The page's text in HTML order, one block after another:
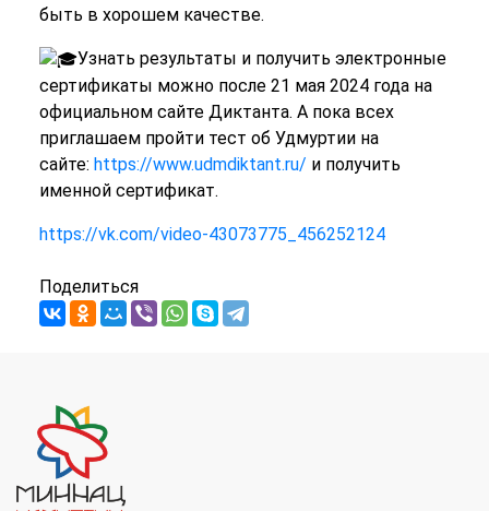
быть в хорошем качестве.
Узнать результаты и получить электронные
сертификаты можно после 21 мая 2024 года на
официальном сайте Диктанта. А пока всех
приглашаем пройти тест об Удмуртии на
сайте: https://www.udmdiktant.ru/ и получить
именной сертификат.
https://vk.com/video-43073775_456252124
Поделиться